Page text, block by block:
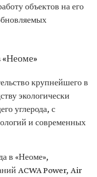
объектов на его
«Неоме»
крупнейшего в
экологически
углерода, с
и современных
в «Неоме»,
ACWA Power, Air